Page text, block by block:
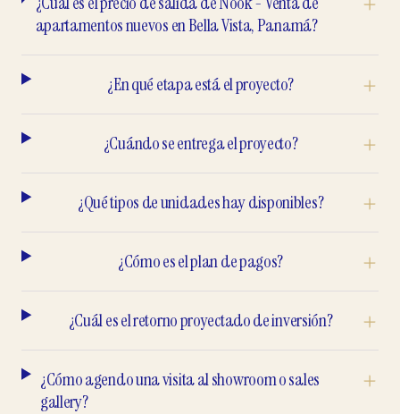
apartamentos nuevos en Bella Vista, Panamá?
¿En qué etapa está el proyecto?
¿Cuándo se entrega el proyecto?
¿Qué tipos de unidades hay disponibles?
¿Cómo es el plan de pagos?
¿Cuál es el retorno proyectado de inversión?
¿Cómo agendo una visita al showroom o sales
gallery?